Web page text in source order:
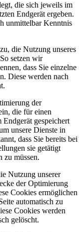
die sich jeweils im
Endgerät ergeben.
unmittelbar Kenntnis
die Nutzung unseres
setzen wir
dass Sie einzelne
Diese werden nach
der
die für einen
gespeichert
unsere Dienste in
dass Sie bereits bei
sie getätigt
zu müssen.
Nutzung unserer
der Optimierung
Cookies ermöglichen
automatisch zu
Cookies werden
gelöscht.